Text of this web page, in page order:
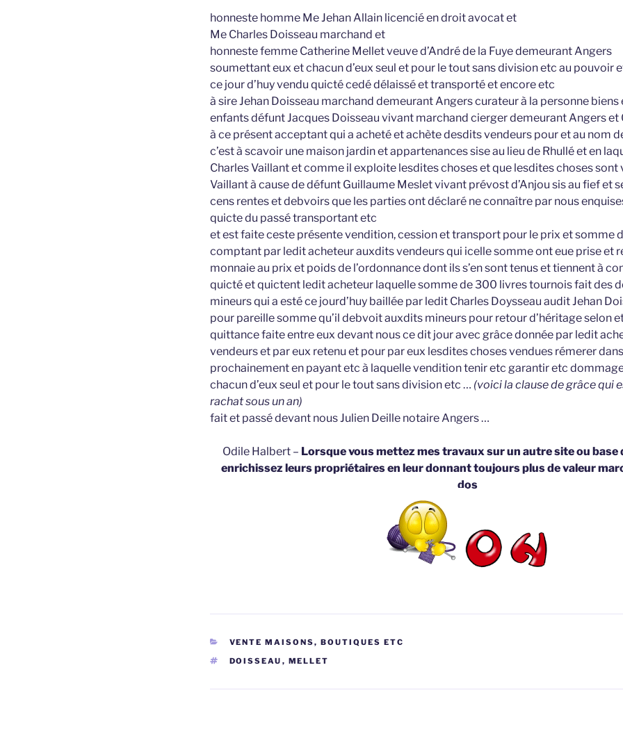
honneste homme Me Jehan Allain licencié en droit avocat et
Me Charles Doisseau marchand et
honneste femme Catherine Mellet veuve d’André de la Fuye demeurant Angers
soumettant eux et chacun d’eux seul et pour le tout sans division etc au pouvoir
ce jour d’huy vendu quicté cedé délaissé et transporté et encore etc
à sire Jehan Doisseau marchand demeurant Angers curateur à la personne biens
enfants défunt Jacques Doisseau vivant marchand cierger demeurant Angers et
à ce présent acceptant qui a acheté et achète desdits vendeurs pour et au nom
c’est à scavoir une maison jardin et appartenances sise au lieu de Rhullé et en
Charles Vaillant et comme il exploite lesdites choses et que lesdites choses sont
Vaillant à cause de défunt Guillaume Meslet vivant prévost d’Anjou sis au fief et
cens rentes et debvoirs que les parties ont déclaré ne connaître par nous
quicte du passé transportant etc
et est faite ceste présente vendition, cession et transport pour le prix et somme
comptant par ledit acheteur auxdits vendeurs qui icelle somme ont eue prise et
monnaie au prix et poids de l’ordonnance dont ils s’en sont tenus et tiennent à
quicté et quictent ledit acheteur laquelle somme de 300 livres tournois fait des
mineurs qui a esté ce jourd’huy baillée par ledit Charles Doysseau audit Jehan
pour pareille somme qu’il debvoit auxdits mineurs pour retour d’héritage selon
quittance faite entre eux devant nous ce dit jour avec grâce donnée par ledit
vendeurs et par eux retenu et pour par eux lesdites choses vendues rémerer
prochainement en payant etc à laquelle vendition tenir etc garantir etc
chacun d’eux seul et pour le tout sans division etc … (voici la clause de grâce qui
rachat sous un an)
fait et passé devant nous Julien Deille notaire Angers …
Odile Halbert – Lorsque vous mettez mes travaux sur un autre site ou base
enrichissez leurs propriétaires en leur donnant toujours plus de valeur
dos
CATÉGORIES
VENTE MAISONS, BOUTIQUES ETC
ÉTIQUETTES
DOISSEAU , MELLET